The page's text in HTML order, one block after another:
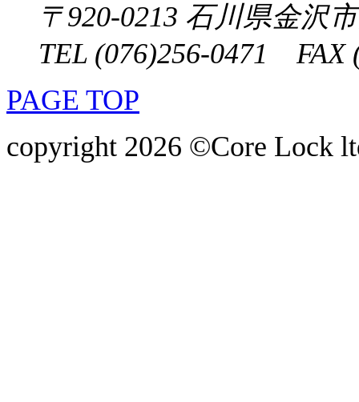
〒920-0213 石川県金沢
TEL (076)256-0471 FAX
PAGE TOP
copyright 2026 ©Core Lock